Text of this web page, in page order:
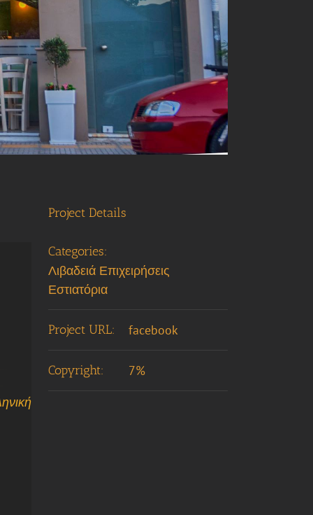
Project Details
Categories:
Λιβαδειά Επιχειρήσεις
Εστιατόρια
Project URL: facebook
Copyright: 7%